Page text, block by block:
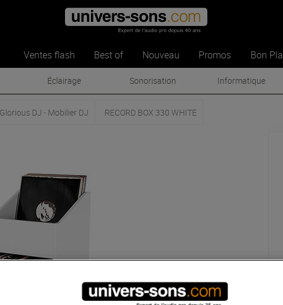
Ventes flash Best of Nouveau Promos Bon
Éclairage Sonorisation Informatique
Glorious DJ - Mobilier DJ RECORD BOX 330 WHITE